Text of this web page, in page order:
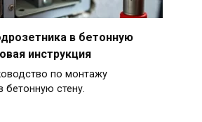
в бетонную
инструкция
по монтажу
бетонную стену.